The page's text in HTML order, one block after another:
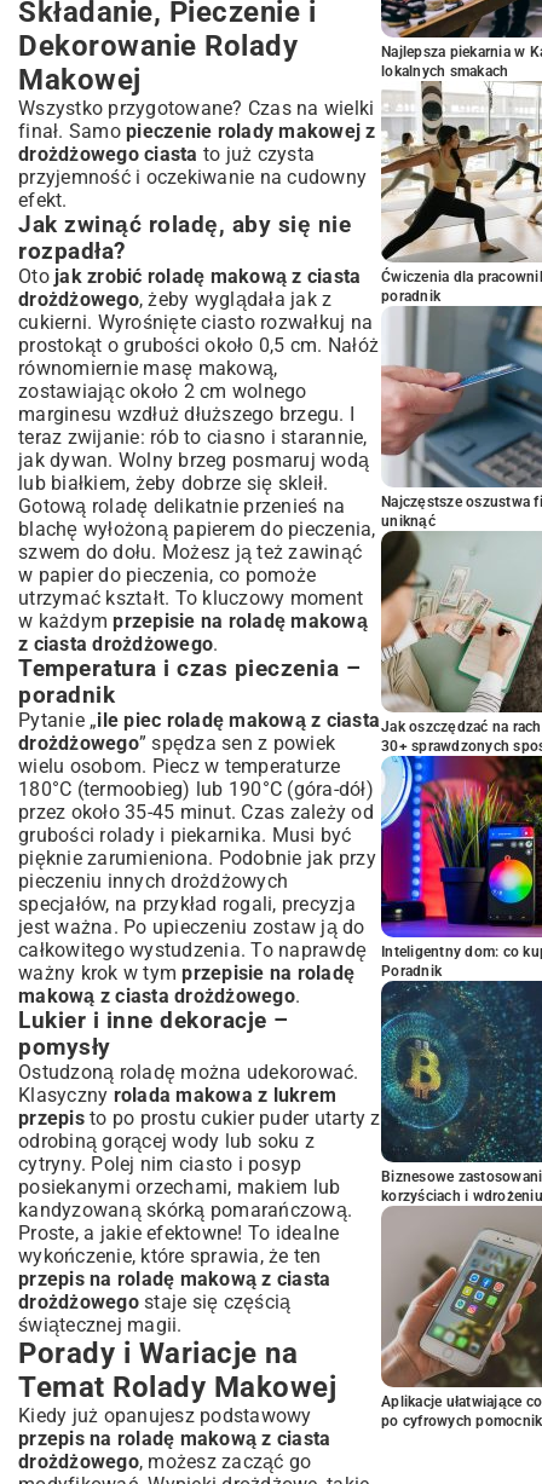
Składanie, Pieczenie i
Dekorowanie Rolady
Makowej
Wszystko przygotowane? Czas na wielki
finał. Samo pieczenie rolady makowej z
drożdżowego ciasta to już czysta
przyjemność i oczekiwanie na cudowny
efekt.
Jak zwinąć roladę, aby się nie
rozpadła?
Oto jak zrobić roladę makową z ciasta
drożdżowego, żeby wyglądała jak z
cukierni. Wyrośnięte ciasto rozwałkuj na
prostokąt o grubości około 0,5 cm. Nałóż
równomiernie masę makową,
zostawiając około 2 cm wolnego
marginesu wzdłuż dłuższego brzegu. I
teraz zwijanie: rób to ciasno i starannie,
jak dywan. Wolny brzeg posmaruj wodą
lub białkiem, żeby dobrze się skleił.
Gotową roladę delikatnie przenieś na
blachę wyłożoną papierem do pieczenia,
szwem do dołu. Możesz ją też zawinąć
w papier do pieczenia, co pomoże
utrzymać kształt. To kluczowy moment
w każdymprzepisie na roladę makową
z ciasta drożdżowego.
Temperatura i czas pieczenia –
poradnik
Pytanie „ile piec roladę makową z ciasta
drożdżowego” spędza sen z powiek
wielu osobom. Piecz w temperaturze
180°C (termoobieg) lub 190°C (góra-dół)
przez około 35-45 minut. Czas zależy od
grubości rolady i piekarnika. Musi być
pięknie zarumieniona. Podobnie jak przy
pieczeniu innych drożdżowych
specjałów, na przykład rogali, precyzja
jest ważna. Po upieczeniu zostaw ją do
całkowitego wystudzenia. To naprawdę
ważny krok w tymprzepisie na roladę
makową z ciasta drożdżowego.
Lukier i inne dekoracje –
pomysły
Ostudzoną roladę można udekorować.
Klasyczny rolada makowa z lukrem
przepisto po prostu cukier puder utarty z
odrobiną gorącej wody lub soku z
cytryny. Polej nim ciasto i posyp
posiekanymi orzechami, makiem lub
kandyzowaną skórką pomarańczową.
Proste, a jakie efektowne! To idealne
wykończenie, które sprawia, że ten
przepis na roladę makową z ciasta
drożdżowegostaje się częścią
świątecznej magii.
Porady i Wariacje na
Temat Rolady Makowej
Kiedy już opanujesz podstawowy
przepis na roladę makową z ciasta
drożdżowego, możesz zacząć go
Najlepsza piekarnia w
lokalnych smakach
Ćwiczenia dla
poradnik
Najczęstsze oszustwa
uniknąć
Jak oszczędzać na
30+ sprawdzonych
Inteligentny dom: co
Poradnik
Biznesowe
korzyściach i wdrożeniu
Aplikacje ułatwiające
po cyfrowych